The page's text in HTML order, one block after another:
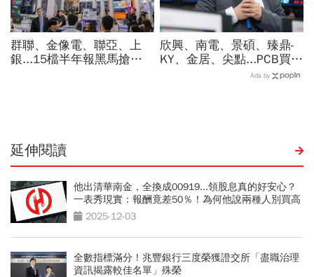
群聯、金像電、聯亞、上
銀...15檔半年報黑馬搶先
欣興、南電、景碩、臻鼎-
KY、金居、尖點...PCB買誰
最賺？杜金龍點名「這檔」
Ads by
延伸閱讀
他出清華南金，全換成00919...領股息真的好安心？
一表秀現實：報酬竟差50％！為何他說兩種人別買高
股息2025-12-03
全數指標滿分！兆豐銀行三度榮獲證交所「盡職治理
資訊揭露較佳名單」殊榮